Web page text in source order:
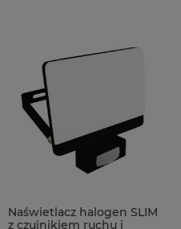
Naświetlacz halogen SLIM
z czujnikiem ruchu i